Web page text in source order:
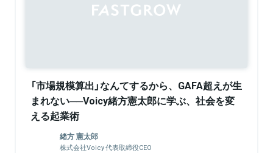
「市場規模算出」なんてするから、GAFA超えが生
まれない──Voicy緒方憲太郎に学ぶ、社会を変
える起業術
緒方 憲太郎
株式会社Voicy 代表取締役CEO